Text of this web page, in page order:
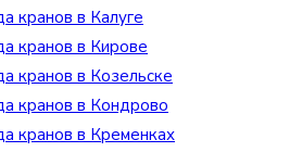
кранов в Калуге
кранов в Кирове
кранов в Козельске
кранов в Кондрово
кранов в Кременках